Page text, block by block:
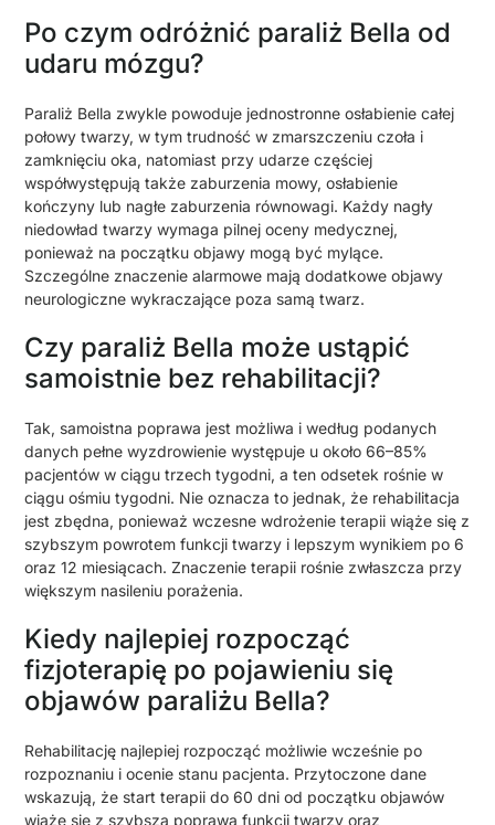
Po czym odróżnić paraliż Bella od
udaru mózgu?
Paraliż Bella zwykle powoduje jednostronne osłabienie całej
połowy twarzy, w tym trudność w zmarszczeniu czoła i
zamknięciu oka, natomiast przy udarze częściej
współwystępują także zaburzenia mowy, osłabienie
kończyny lub nagłe zaburzenia równowagi. Każdy nagły
niedowład twarzy wymaga pilnej oceny medycznej,
ponieważ na początku objawy mogą być mylące.
Szczególne znaczenie alarmowe mają dodatkowe objawy
neurologiczne wykraczające poza samą twarz.
Czy paraliż Bella może ustąpić
samoistnie bez rehabilitacji?
Tak, samoistna poprawa jest możliwa i według podanych
danych pełne wyzdrowienie występuje u około 66–85%
pacjentów w ciągu trzech tygodni, a ten odsetek rośnie w
ciągu ośmiu tygodni. Nie oznacza to jednak, że rehabilitacja
jest zbędna, ponieważ wczesne wdrożenie terapii wiąże się z
szybszym powrotem funkcji twarzy i lepszym wynikiem po 6
oraz 12 miesiącach. Znaczenie terapii rośnie zwłaszcza przy
większym nasileniu porażenia.
Kiedy najlepiej rozpocząć
fizjoterapię po pojawieniu się
objawów paraliżu Bella?
Rehabilitację najlepiej rozpocząć możliwie wcześnie po
rozpoznaniu i ocenie stanu pacjenta. Przytoczone dane
wskazują, że start terapii do 60 dni od początku objawów
wiąże się z szybszą poprawą funkcji twarzy oraz